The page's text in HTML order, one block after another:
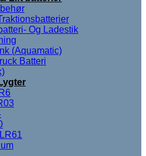
Og Ladestik
(Aquamatic)
Batteri